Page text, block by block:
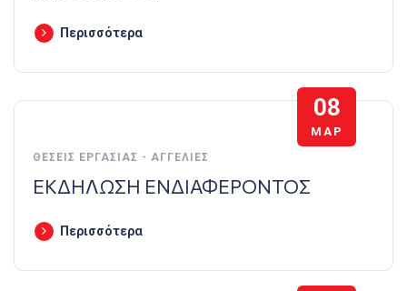
Περισσότερα
08
ΜΑΡ
ΘΈΣΕΙΣ ΕΡΓΑΣΊΑΣ - ΑΓΓΕΛΊΕΣ
ΕΚΔΗΛΩΣΗ ΕΝΔΙΑΦΕΡΟΝΤΟΣ
Περισσότερα